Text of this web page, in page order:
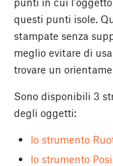
questi punti isole.
stampate senza
meglio evitare di
trovare un
Sono disponibili 3
degli oggetti:
lo strumento
lo strumento